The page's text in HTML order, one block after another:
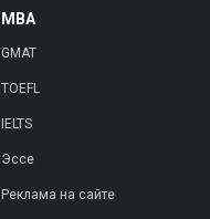
MBA
GMAT
TOEFL
IELTS
Эссе
Реклама на сайте